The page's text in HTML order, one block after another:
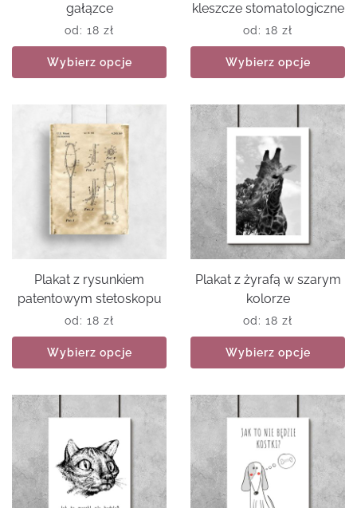
gałązce
od: 18 zł
Wybierz opcje
kleszcze stomatologiczne
od: 18 zł
Wybierz opcje
Plakat z rysunkiem
patentowym stetoskopu
od: 18 zł
Wybierz opcje
Plakat z żyrafą w szarym
kolorze
od: 18 zł
Wybierz opcje